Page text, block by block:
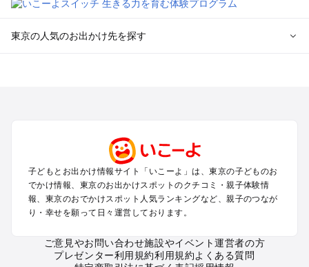
東京の人気のお出かけ先を探す
町田・相模原・愛川・上野原のプールお出かけ
渋谷・原宿・恵比寿・中目黒・自由が丘のプールお出かけ
池袋・赤羽・王子・巣鴨・目白・石神井のプールお出かけ
新宿・高田馬場・代々木・千駄ヶ谷のプールお出かけ
銀座・丸の内・日本橋・有楽町・築地・月島のプールお出かけ
小金井・小平・西東京・東村山・東久留米のプールお出かけ
府中・調布・狛江のプールお出かけ
子どもとお出かけ情報サイト「いこーよ」は、東京の子どものお
でかけ情報、東京のお出かけスポットのクチコミ・親子体験情
報、東京のおでかけスポット人気ランキングなど、親子のつなが
り・幸せを願って日々運営しております。
ご意見やお問い合わせ施設やイベント運営者の方
プレゼンター利用規約利用規約よくある質問